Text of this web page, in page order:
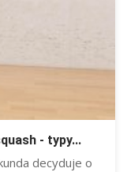
- typy...
decyduje o